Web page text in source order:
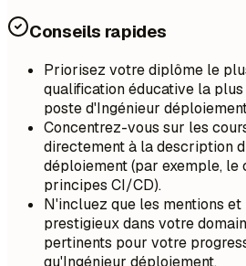
Conseils rapides
Priorisez votre diplôme le
qualification éducative la
poste d'Ingénieur
Concentrez-vous sur les
directement à la description
déploiement (par exemple, le
principes CI/CD).
N'incluez que les mentions
prestigieux dans votre
pertinents pour votre
qu'Ingénieur déploiement.